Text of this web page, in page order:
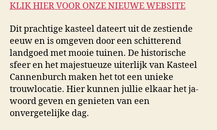
KLIK HIER VOOR ONZE NIEUWE WEBSITE
Dit prachtige kasteel dateert uit de zestiende
eeuw en is omgeven door een schitterend
landgoed met mooie tuinen. De historische
sfeer en het majestueuze uiterlijk van Kasteel
Cannenburch maken het tot een unieke
trouwlocatie. Hier kunnen jullie elkaar het ja-
woord geven en genieten van een
onvergetelijke dag.